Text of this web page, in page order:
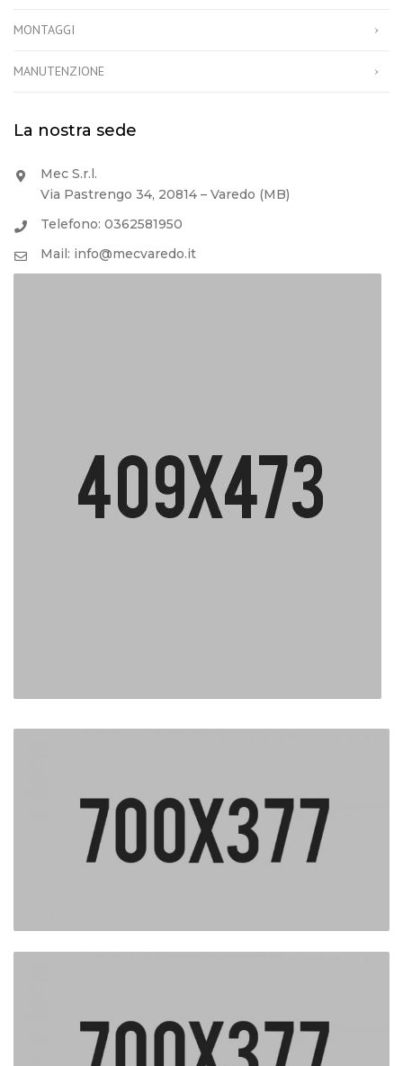
MONTAGGI
MANUTENZIONE
La nostra sede
Mec S.r.l.
Via Pastrengo 34, 20814 – Varedo (MB)
Telefono: 0362581950
Mail: info@mecvaredo.it